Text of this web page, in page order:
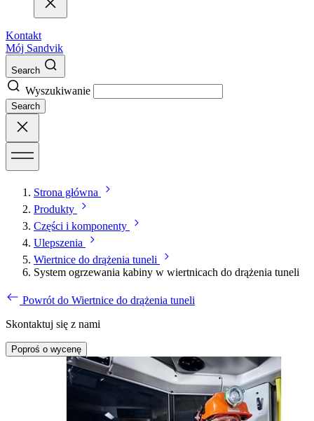
Kontakt
Mój Sandvik
Search
Wyszukiwanie
Search
Strona główna
Produkty
Części i komponenty
Ulepszenia
Wiertnice do drążenia tuneli
System ogrzewania kabiny w wiertnicach do drążenia tuneli
Powrót do Wiertnice do drążenia tuneli
Skontaktuj się z nami
Poproś o wycenę